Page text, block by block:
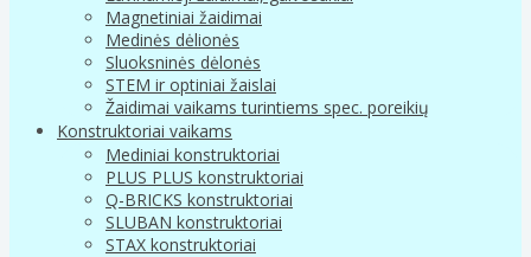
Magnetiniai žaidimai
Medinės dėlionės
Sluoksninės dėlonės
STEM ir optiniai žaislai
Žaidimai vaikams turintiems spec. poreikių
Konstruktoriai vaikams
Mediniai konstruktoriai
PLUS PLUS konstruktoriai
Q-BRICKS konstruktoriai
SLUBAN konstruktoriai
STAX konstruktoriai